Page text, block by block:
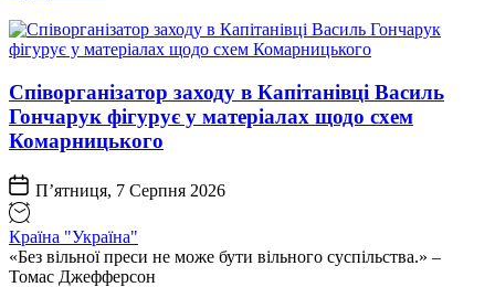
Співорганізатор заходу в Капітанівці Василь
Гончарук фігурує у матеріалах щодо схем
Комарницького
П’ятниця, 7 Серпня 2026
Країна "Україна"
«Без вільної преси не може бути вільного суспільства.» –
Томас Джефферсон